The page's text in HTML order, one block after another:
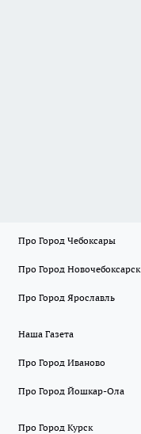
Про Город Чебоксары
Про Город Новочебоксарск
Про Город Ярославль
Наша Газета
Про Город Иваново
Про Город Йошкар-Ола
Про Город Курск